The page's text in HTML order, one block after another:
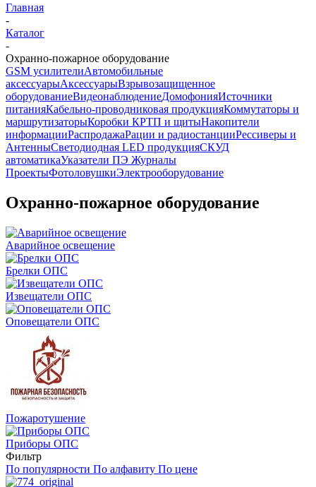
Главная
-
Каталог
-
Охранно-пожарное оборудование
GSM усилителиАвтомобильные
аксессуарыАксессуарыВзрывозащищенное
оборудованиеВидеонаблюдениеДомофонияИсточники
питанияКабельно-проводниковая продукцияКоммутаторы и
маршрутизаторыКоробки КРТП и щитыНакопители
информацииРаспродажаРации и радиостанцииРессиверы и
АнтенныСветодиодная LED продукцияСКУД
автоматикаУказатели ПЭ Журналы
ПроектыФотоловушкиЭлектрооборудование
Охранно-пожарное оборудование
Аварийное освещение
Брелки ОПС
Извещатели ОПС
Оповещатели ОПС
Пожаротушение
Приборы ОПС
Фильтр
По популярности По алфавиту По цене